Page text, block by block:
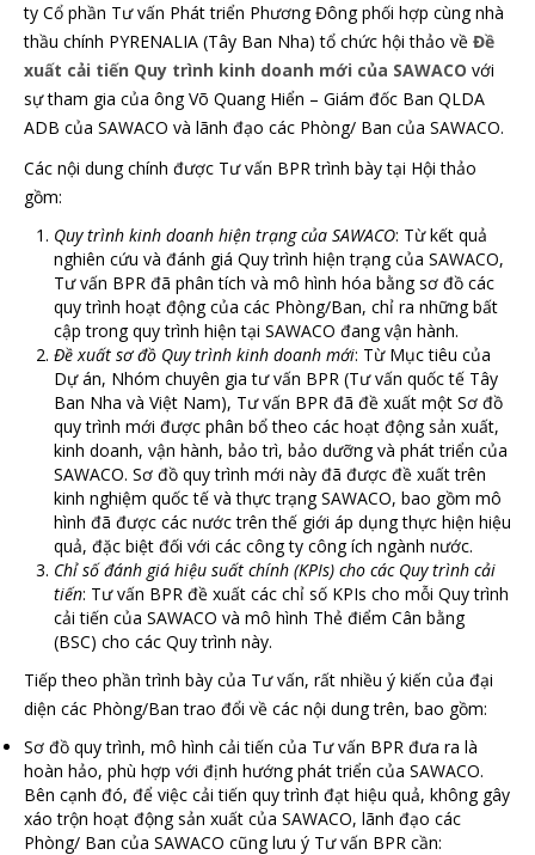
ty Cổ phần Tư vấn Phát triển Phương Đông phối hợp cùng nhà
thầu chính PYRENALIA (Tây Ban Nha) tổ chức hội thảo về Đề
xuất cải tiến Quy trình kinh doanh mới của SAWACO với
sự tham gia của ông Võ Quang Hiển – Giám đốc Ban QLDA
ADB của SAWACO và lãnh đạo các Phòng/ Ban của SAWACO.
Các nội dung chính được Tư vấn BPR trình bày tại Hội thảo
gồm:
Quy trình kinh doanh hiện trạng của SAWACO: Từ kết quả
nghiên cứu và đánh giá Quy trình hiện trạng của SAWACO,
Tư vấn BPR đã phân tích và mô hình hóa bằng sơ đồ các
quy trình hoạt động của các Phòng/Ban, chỉ ra những bất
cập trong quy trình hiện tại SAWACO đang vận hành.
Đề xuất sơ đồ Quy trình kinh doanh mới: Từ Mục tiêu của
Dự án, Nhóm chuyên gia tư vấn BPR (Tư vấn quốc tế Tây
Ban Nha và Việt Nam), Tư vấn BPR đã đề xuất một Sơ đồ
quy trình mới được phân bổ theo các hoạt động sản xuất,
kinh doanh, vận hành, bảo trì, bảo dưỡng và phát triển của
SAWACO. Sơ đồ quy trình mới này đã được đề xuất trên
kinh nghiệm quốc tế và thực trạng SAWACO, bao gồm mô
hình đã được các nước trên thế giới áp dụng thực hiện hiệu
quả, đặc biệt đối với các công ty công ích ngành nước.
Chỉ số đánh giá hiệu suất chính (KPIs) cho các Quy trình cải
tiến: Tư vấn BPR đề xuất các chỉ số KPIs cho mỗi Quy trình
cải tiến của SAWACO và mô hình Thẻ điểm Cân bằng
(BSC) cho các Quy trình này.
Tiếp theo phần trình bày của Tư vấn, rất nhiều ý kiến của đại
diện các Phòng/Ban trao đổi về các nội dung trên, bao gồm:
Sơ đồ quy trình, mô hình cải tiến của Tư vấn BPR đưa ra là
hoàn hảo, phù hợp với định hướng phát triển của SAWACO.
Bên cạnh đó, để việc cải tiến quy trình đạt hiệu quả, không gây
xáo trộn hoạt động sản xuất của SAWACO, lãnh đạo các
Phòng/ Ban của SAWACO cũng lưu ý Tư vấn BPR cần: